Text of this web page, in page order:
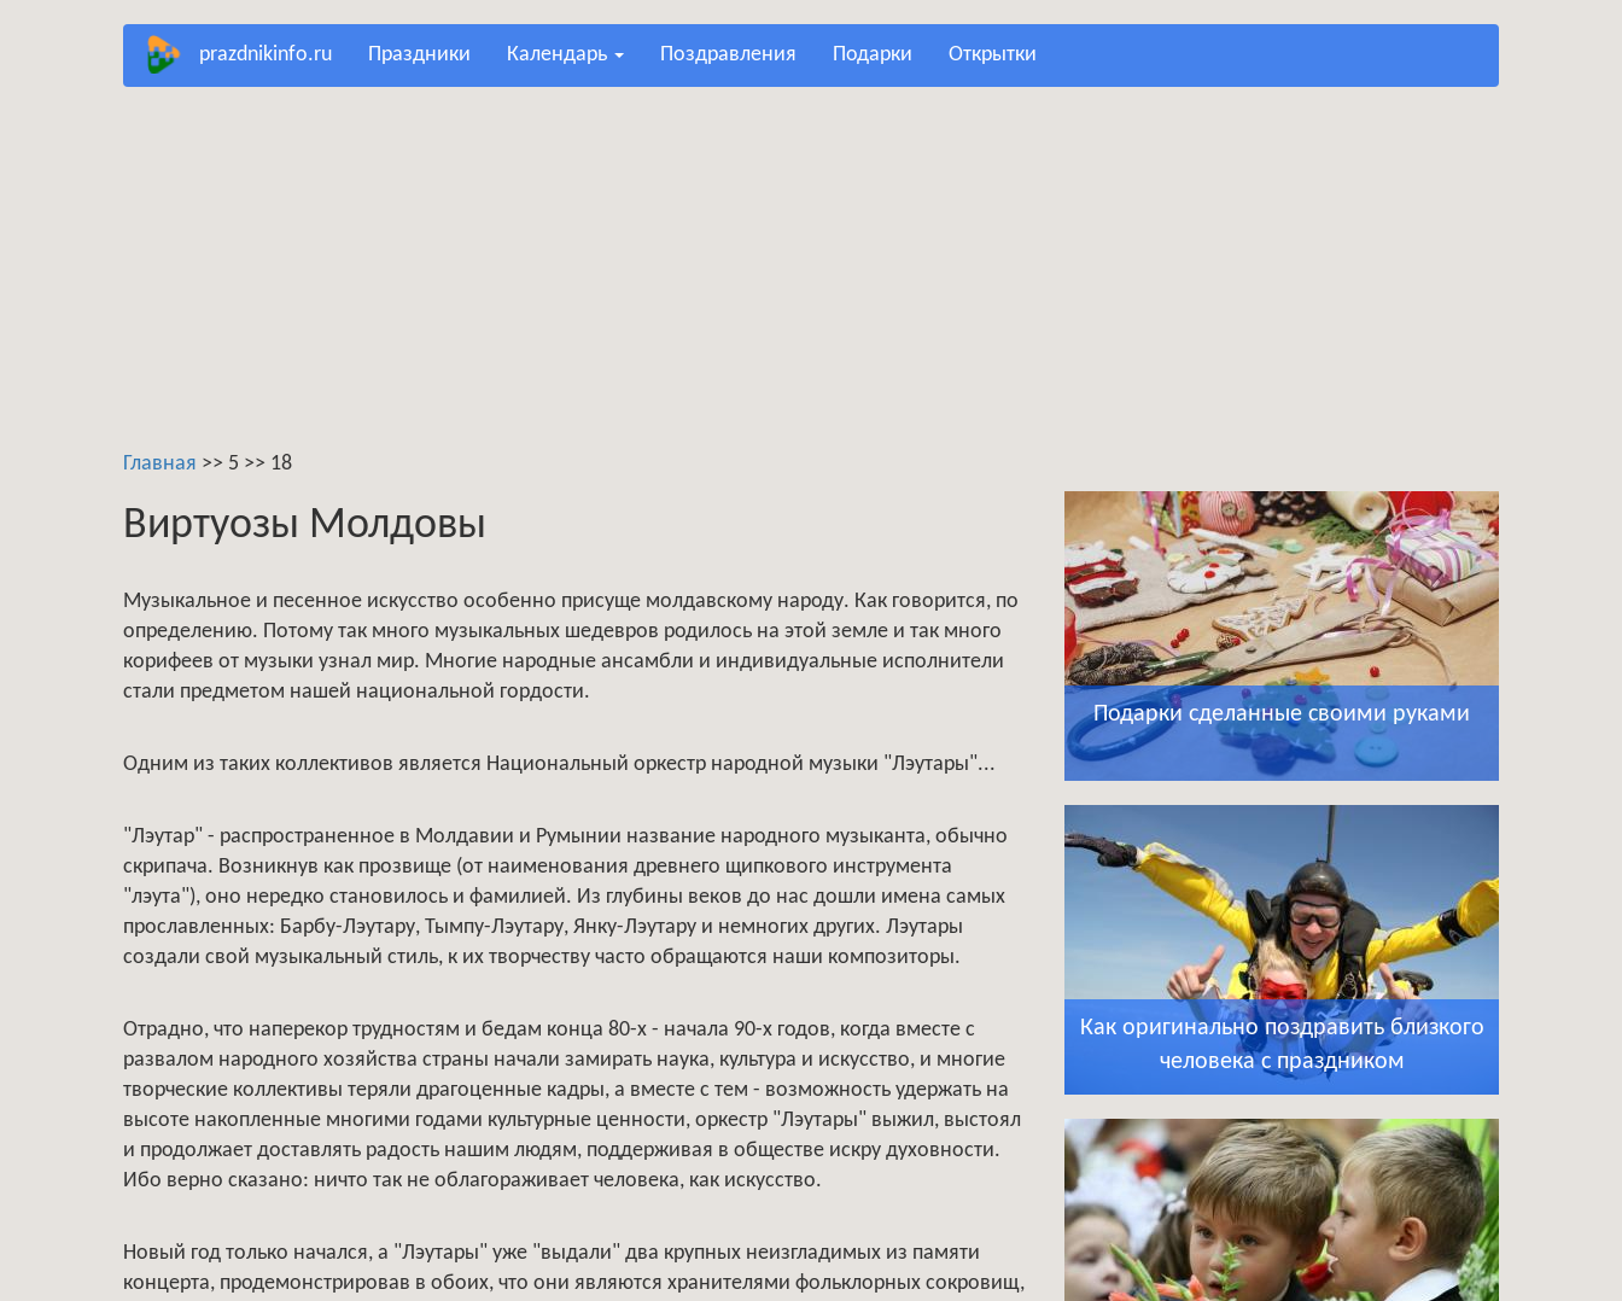
prazdnikinfo.ru праздники календарь поздравления подарки открытки
Главная >> 5 >> 18
Виртуозы Молдовы
Музыкальное и песенное искусство особенно присуще молдавскому народу. Как говорится, по
определению. Потому так много музыкальных шедевров родилось на этой земле и так много
корифеев от музыки узнал мир. Многие народные ансамбли и индивидуальные исполнители
стали предметом нашей национальной гордости.
Одним из таких коллективов является Национальный оркестр народной музыки "Лэутары"...
"Лэутар" - распространенное в Молдавии и Румынии название народного музыканта, обычно
скрипача. Возникнув как прозвище (от наименования древнего щипкового инструмента
"лэута"), оно нередко становилось и фамилией. Из глубины веков до нас дошли имена самых
прославленных: Барбу-Лэутару, Тымпу-Лэутару, Янку-Лэутару и немногих других. Лэутары
создали свой музыкальный стиль, к их творчеству часто обращаются наши композиторы.
Отрадно, что наперекор трудностям и бедам конца 80-х - начала 90-х годов, когда вместе с
развалом народного хозяйства страны начали замирать наука, культура и искусство, и многие
творческие коллективы теряли драгоценные кадры, а вместе с тем - возможность удержать на
высоте накопленные многими годами культурные ценности, оркестр "Лэутары" выжил, выстоял
и продолжает доставлять радость нашим людям, поддерживая в обществе искру духовности.
Ибо верно сказано: ничто так не облагораживает человека, как искусство.
Новый год только начался, а "Лэутары" уже "выдали" два крупных неизгладимых из памяти
концерта, продемонстрировав в обоих, что они являются хранителями фольклорных сокровищ,
Подарки сделанные своими руками
Как оригинально поздравить близкого
человека с праздником